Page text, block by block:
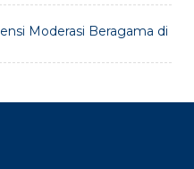
Moderasi Beragama di